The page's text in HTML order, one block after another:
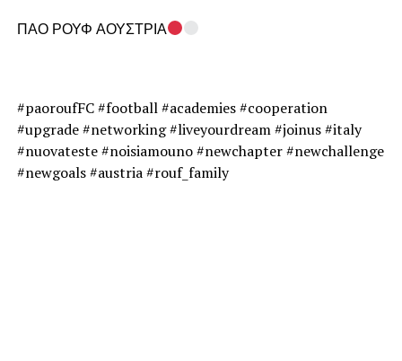
ΠΑΟ ΡΟΥΦ ΑΟΥΣΤΡΙΑ
#paoroufFC #football #academies #cooperation
#upgrade #networking #liveyourdream #joinus #italy
#nuovateste #noisiamouno #newchapter #newchallenge
#newgoals #austria #rouf_family